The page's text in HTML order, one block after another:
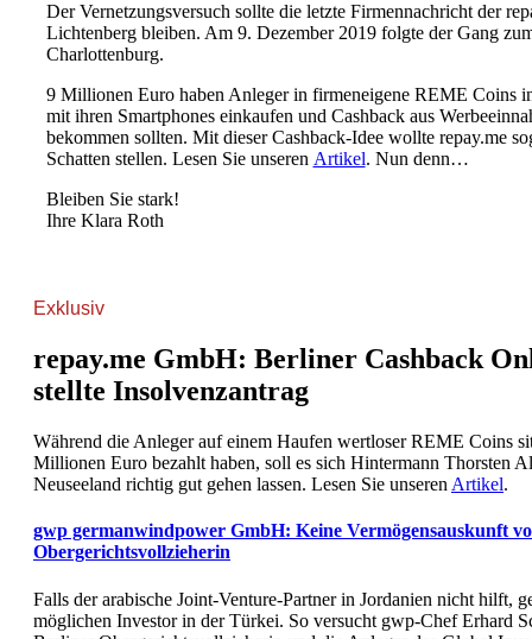
Der Vernetzungsversuch sollte die letzte Firmennachricht der
Lichtenberg bleiben. Am 9. Dezember 2019 folgte der Gang
Charlottenburg.
9 Millionen Euro haben Anleger in firmeneigene REME Coins
mit ihren Smartphones einkaufen und Cashback aus
bekommen sollten. Mit dieser Cashback-Idee wollte repay.me
Schatten stellen. Lesen Sie unseren Artikel. Nun denn…
Bleiben Sie stark!
Ihre Klara Roth
Exklusiv
repay.me GmbH: Berliner Cashback
stellte Insolvenzantrag
Während die Anleger auf einem Haufen wertloser REME Coins
Millionen Euro bezahlt haben, soll es sich Hintermann Thorsten
Neuseeland richtig gut gehen lassen. Lesen Sie unseren Artikel.
gwp germanwindpower GmbH: Keine Vermögensauskunft
Obergerichtsvollzieherin
Falls der arabische Joint-Venture-Partner in Jordanien nicht hilft,
möglichen Investor in der Türkei. So versucht gwp-Chef Erhard